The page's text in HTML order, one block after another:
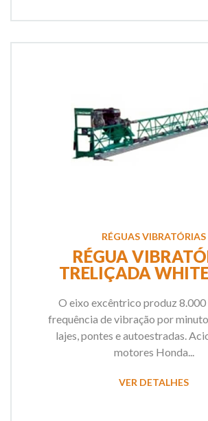
RÉGUAS VIBRATÓRIAS
RÉGUA
TRELIÇADA
O eixo excêntrico produz
frequência de vibração por
lajes, pontes e autoestradas.
motores Honda...
VER DETALHES